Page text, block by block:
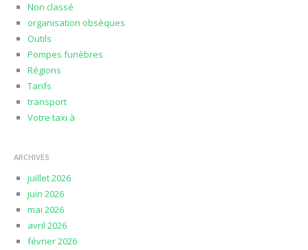
Non classé
organisation obsèques
Outils
Pompes funèbres
Régions
Tarifs
transport
Votre taxi à
ARCHIVES
juillet 2026
juin 2026
mai 2026
avril 2026
février 2026